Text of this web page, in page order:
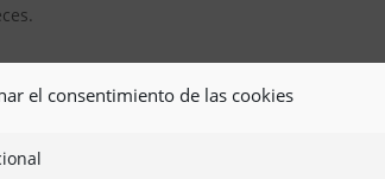
el consentimiento de las cookies